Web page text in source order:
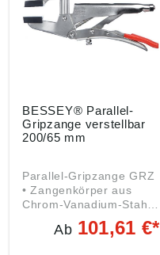
schnellen und
mühelosen Spannen mit
hohem Spanndruck
Co. KG, Mühlwiesenstr.
40, 74321 Bietigheim-
Bissingen, DE, tool-
BESSEY® Parallel-
Gripzange verstellbar
200/65 mm
Parallel-Gripzange GRZ
• Zangenkörper aus
Chrom-Vanadium-Stahl •
Vernickelt • Greifbacken
gezahnt • Parallele
Ab 101,61 €*